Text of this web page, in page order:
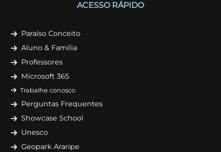
ACESSO RÁPIDO
Paraíso Conceito
Aluno & Família
Professores
Microsoft 365
Trabalhe conosco
Perguntas Frequentes
Showcase School
Unesco
Geopark Araripe